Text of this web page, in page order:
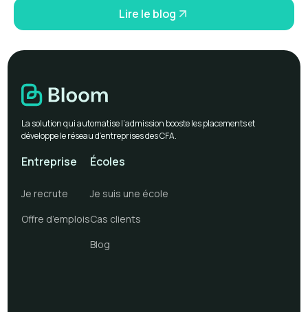
Lire le blog
La solution qui automatise l’admission booste les placements et
développe le réseau d’entreprises des CFA.
Entreprise
Je recrute
Offre d’emplois
Écoles
Je suis une école
Cas clients
Blog